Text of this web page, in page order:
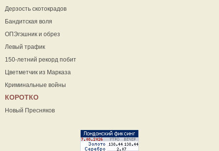
Дерзость скотокрадов
Бандитская воля
ОПЭгэшник и обрез
Левый трафик
150-летний рекорд побит
Цветметчик из Марказа
Криминальные войны
КОРОТКО
Новый Пресняков